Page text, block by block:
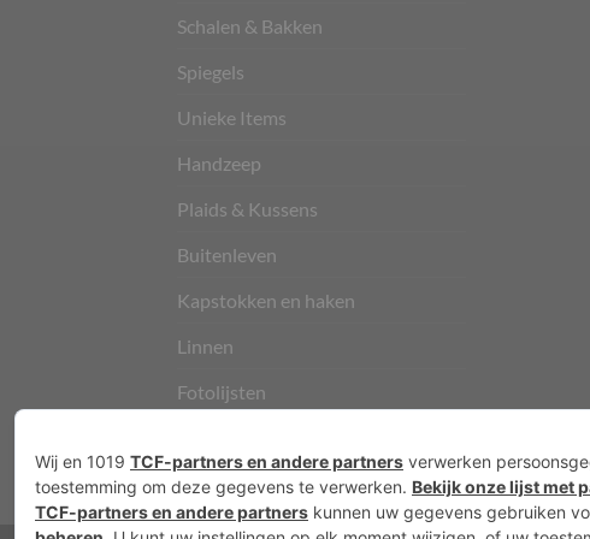
Schalen & Bakken
Spiegels
Unieke Items
Handzeep
Plaids & Kussens
Buitenleven
Kapstokken en haken
Linnen
Fotolijsten